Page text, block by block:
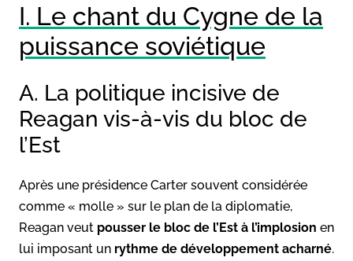
I. Le chant du Cygne de la
puissance soviétique
A. La politique incisive de
Reagan vis-à-vis du bloc de
l’Est
Après une présidence Carter souvent considérée
comme « molle » sur le plan de la diplomatie,
Reagan veut pousser le bloc de l’Est à l’implosion en
lui imposant un rythme de développement acharné.